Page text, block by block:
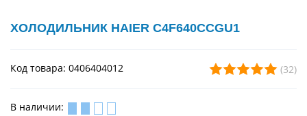
ХОЛОДИЛЬНИК HAIER C4F640CCGU1
Код товара: 0406404012 (32)
В наличии: